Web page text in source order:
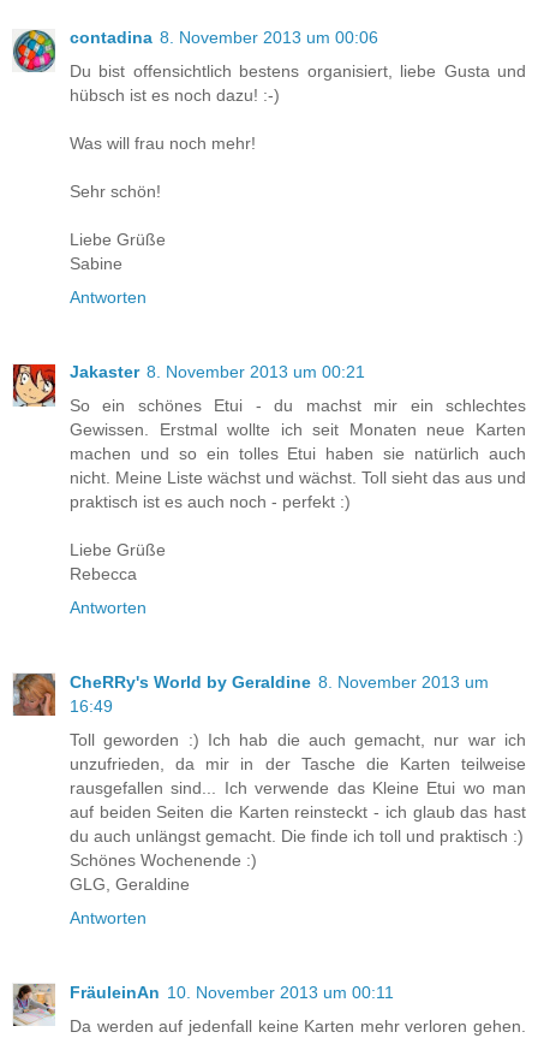
contadina 8. November 2013 um 00:06
Du bist offensichtlich bestens organisiert, liebe Gusta und
hübsch ist es noch dazu! :-)
Was will frau noch mehr!
Sehr schön!
Liebe Grüße
Sabine
Antworten
Jakaster 8. November 2013 um 00:21
So ein schönes Etui - du machst mir ein schlechtes
Gewissen. Erstmal wollte ich seit Monaten neue Karten
machen und so ein tolles Etui haben sie natürlich auch
nicht. Meine Liste wächst und wächst. Toll sieht das aus und
praktisch ist es auch noch - perfekt :)
Liebe Grüße
Rebecca
Antworten
CheRRy's World by Geraldine 8. November 2013 um
16:49
Toll geworden :) Ich hab die auch gemacht, nur war ich
unzufrieden, da mir in der Tasche die Karten teilweise
rausgefallen sind... Ich verwende das Kleine Etui wo man
auf beiden Seiten die Karten reinsteckt - ich glaub das hast
du auch unlängst gemacht. Die finde ich toll und praktisch :)
Schönes Wochenende :)
GLG, Geraldine
Antworten
FräuleinAn 10. November 2013 um 00:11
Da werden auf jedenfall keine Karten mehr verloren gehen.